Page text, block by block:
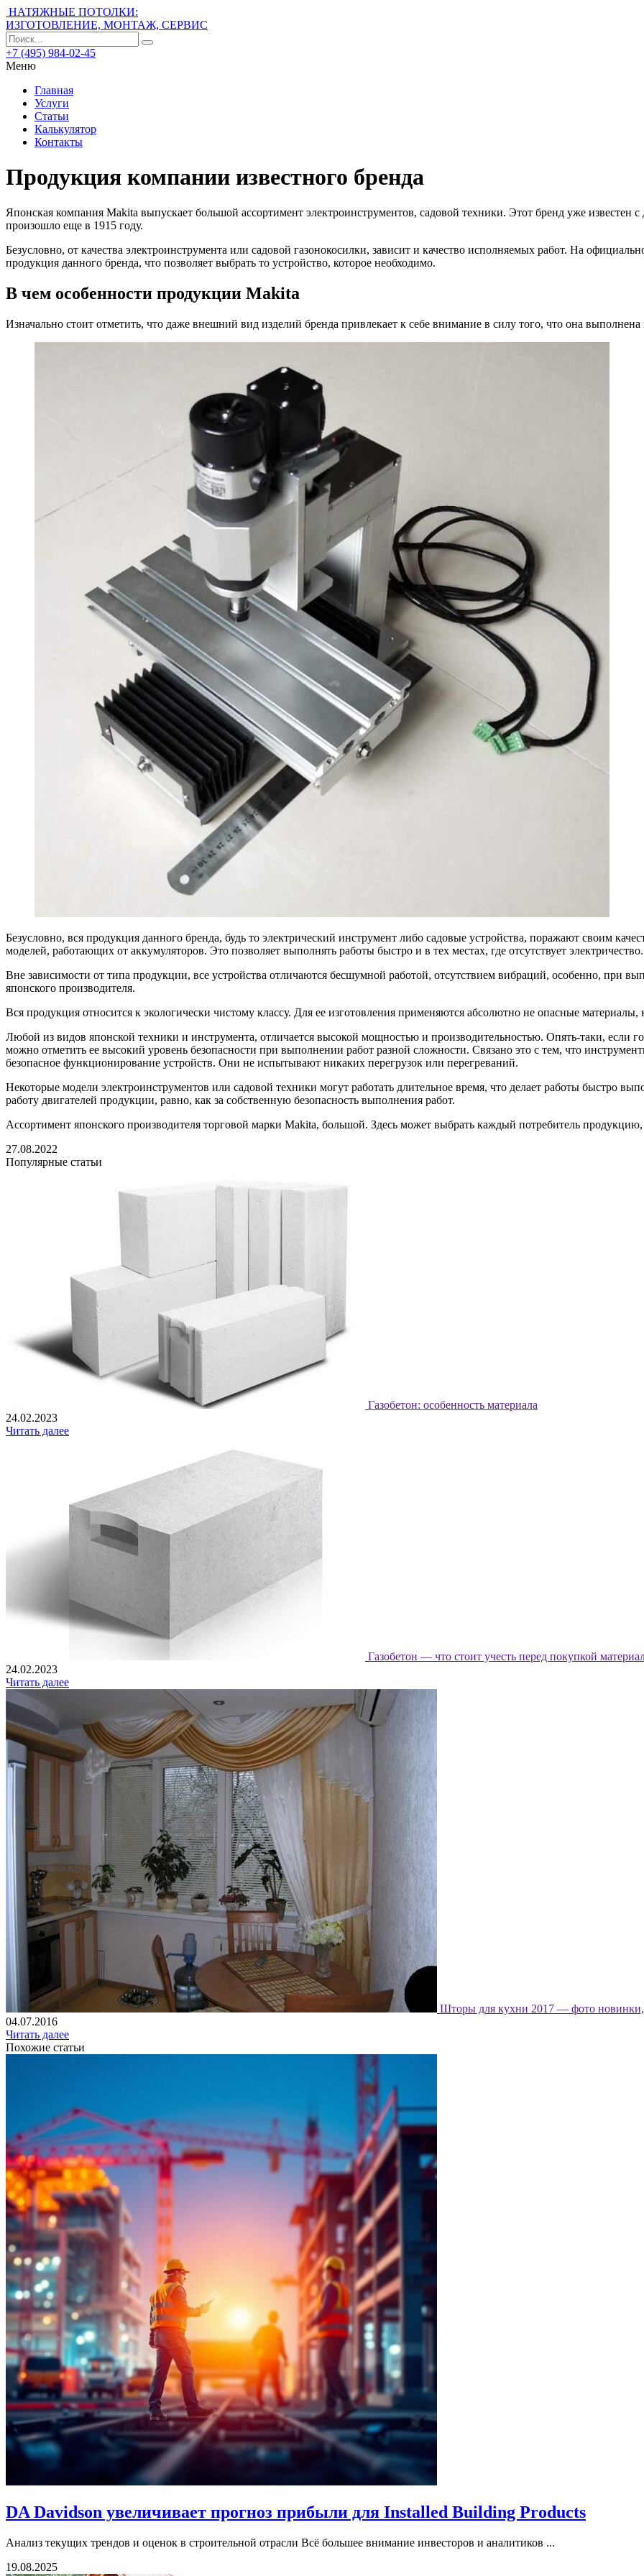
НАТЯЖНЫЕ ПОТОЛКИ:
ИЗГОТОВЛЕНИЕ, МОНТАЖ, СЕРВИС
+7 (495) 984-02-45
Меню
Главная
Услуги
Статьи
Калькулятор
Контакты
Продукция компании известного бренда
Японская компания Makita выпускает большой ассортимент электроинструментов, садовой техники. Этот бренд уже известен
произошло еще в 1915 году.
Безусловно, от качества электроинструмента или садовой газонокосилки, зависит и качество исполняемых работ. На
продукция данного бренда, что позволяет выбрать то устройство, которое необходимо.
В чем особенности продукции Makita
Изначально стоит отметить, что даже внешний вид изделий бренда привлекает к себе внимание в силу того, что она
Безусловно, вся продукция данного бренда, будь то электрический инструмент либо садовые устройства, поражают своим
моделей, работающих от аккумуляторов. Это позволяет выполнять работы быстро и в тех местах, где отсутствует электричество.
Вне зависимости от типа продукции, все устройства отличаются бесшумной работой, отсутствием вибраций, особенно, при
японского производителя.
Вся продукция относится к экологически чистому классу. Для ее изготовления применяются абсолютно не опасные
Любой из видов японской техники и инструмента, отличается высокой мощностью и производительностью. Опять-таки, если
можно отметить ее высокий уровень безопасности при выполнении работ разной сложности. Связано это с тем, что
безопасное функционирование устройств. Они не испытывают никаких перегрузок или перегреваний.
Некоторые модели электроинструментов или садовой техники могут работать длительное время, что делает работы быстро
работу двигателей продукции, равно, как за собственную безопасность выполнения работ.
Ассортимент японского производителя торговой марки Makita, большой. Здесь может выбрать каждый потребитель
27.08.2022
Популярные статьи
Газобетон: особенность материала
24.02.2023
Читать далее
Газобетон — что стоит учесть перед покупкой
24.02.2023
Читать далее
Шторы для кухни 2017 — фото новинки,
04.07.2016
Читать далее
Похожие статьи
DA Davidson увеличивает прогноз прибыли для Installed Building Products
Анализ текущих трендов и оценок в строительной отрасли Всё большее внимание инвесторов и аналитиков ...
19.08.2025